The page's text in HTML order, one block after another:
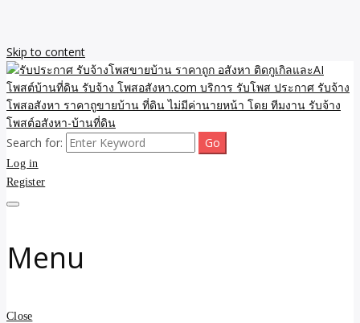
Skip to content
รับประกาศ รับจ้างโพสขาย
บ้าน ราคาถูก อสังหา ติดกู
รับจ้าง โพสอสังหา.com
บริการ รับโพส ประกาศ
รับจ้างโพสขายบ้าน ราคาถูก ประกาศ ขายอสังหา โฆษณา ไม่มีค่านาย
หน้า โพสอสังหา รับจ้างโพสขายบ้านบริการ รับจ้างโพสอสังหา ราคาถูก
ขายบ้าน ขายที่ดิน เว็บประกาศ โพส โฆษณา ลงประกาศฟรี
Search for:
Log in
Register
Menu
Close